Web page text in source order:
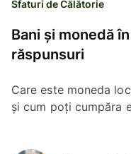
Sfaturi de Călătorie
Bani și monedă
răspunsuri
Care este moneda
și cum poți cumpăra